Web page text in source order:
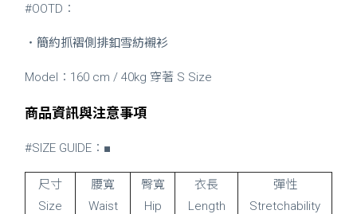
#OOTD：
・ 簡約抓褶側排釦雪紡襯衫
Model：160 cm / 40kg 穿著 S Size
商品資訊與注意事項
#SIZE GUIDE：■
尺寸
Size
腰寬
Waist
臀寬
Hip
衣長
Length
彈性
Stretchability